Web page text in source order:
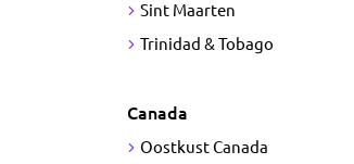
Sint Maarten
Trinidad & Tobago
Canada
Oostkust Canada